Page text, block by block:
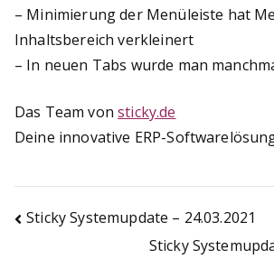
– Minimierung der Menüleiste hat
Inhaltsbereich verkleinert
– In neuen Tabs wurde man
Das Team vonsticky.de
Deine innovative ERP-
Beitragsnavigation
Sticky Systemupdate – 24.03.2021
Sticky